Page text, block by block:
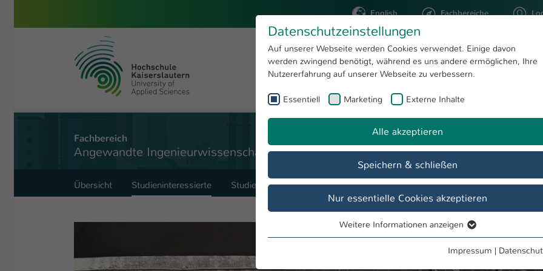
English Fachbereiche
Hochschule Kaiserslautern
STUDIUM FORSCHUNG
Sie sind hier: Studieren im SS 23
Fachbereich
Angewandte Ingenieurwissenschaften
Übersicht Studieninteressierte Studierende Team & Ansprechpartner Labore Forschung
Datenschutzeinstellungen
Auf unserer Webseite werden Cookies verwendet. Einige davon
werden zwingend benötigt, während es uns andere ermöglichen, Ihre
Nutzererfahrung auf unserer Webseite zu verbessern.
Essentiell Marketing Externe Inhalte
Alle akzeptieren
Speichern & schließen
Nur essentielle Cookies akzeptieren
Essentielle Cookies werden für grundlegende Funktionen der
Weitere Informationen anzeigen
Impressum |